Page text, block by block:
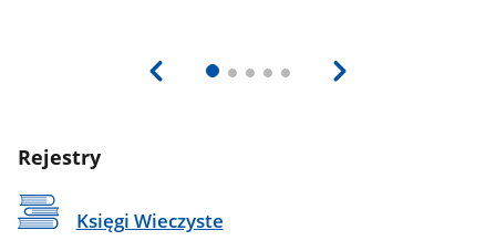
Rejestry
Księgi Wieczyste